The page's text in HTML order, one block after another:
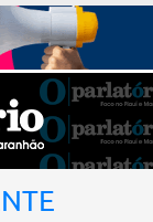
da Corte.
de
interno,
antigo que
suceder a Luís
dois anos. Ao
que o país
da Corte.
é uma sorte